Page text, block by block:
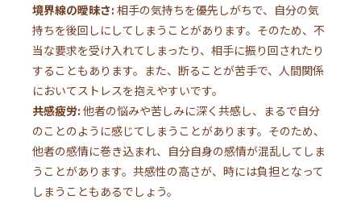
境界線の曖昧さ: 相手の気持ちを優先しがちで、自分の気
持ちを後回しにしてしまうことがあります。そのため、不
当な要求を受け入れてしまったり、相手に振り回されたり
することもあります。また、断ることが苦手で、人間関係
においてストレスを抱えやすいです。
共感疲労: 他者の悩みや苦しみに深く共感し、まるで自分
のことのように感じてしまうことがあります。そのため、
他者の感情に巻き込まれ、自分自身の感情が混乱してしま
うことがあります。共感性の高さが、時には負担となって
しまうこともあるでしょう。